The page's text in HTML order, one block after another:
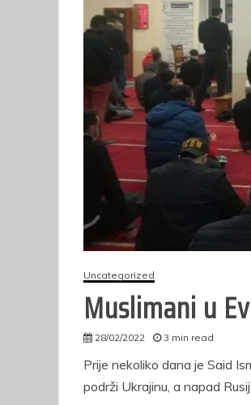
Uncategorized
Muslimani u
28/02/2022
3 min read
Prije nekoliko dana je Said
podrži Ukrajinu, a napad
JAVNI KONKURS za
prijem kandidata –
kadeta radi obuke i
prijema u radni
odnos u Sudsku
policiju u Federaciji
Bosne i
Hercegovine
10 min read